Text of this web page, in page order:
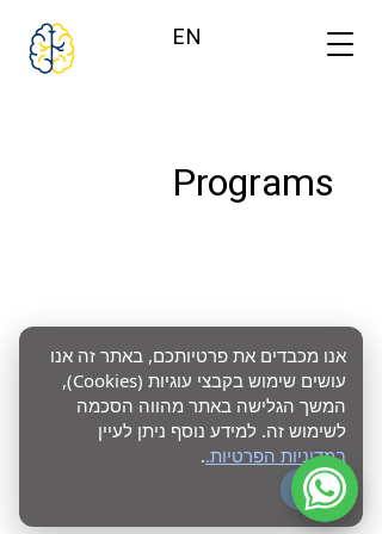
אנו מכבדים את פרטיותכם, באתר זה אנו
עושים שימוש בקבצי עוגיות (Cookies),
המשך הגלישה באתר מהווה הסכמה
לשימוש זה. למידע נוסף ניתן לעיין
במדיניות הפרטיות..
OK
EN
Programs
אין תוכניות זמינות